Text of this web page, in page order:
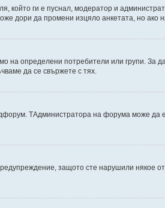
който ги е пуснал, модератор и
дори да промени изцяло анкетата, но
на определени потребители или групи. За
да се свържете с тях.
TАдминистратора на форума може
защото сте нарушили някое